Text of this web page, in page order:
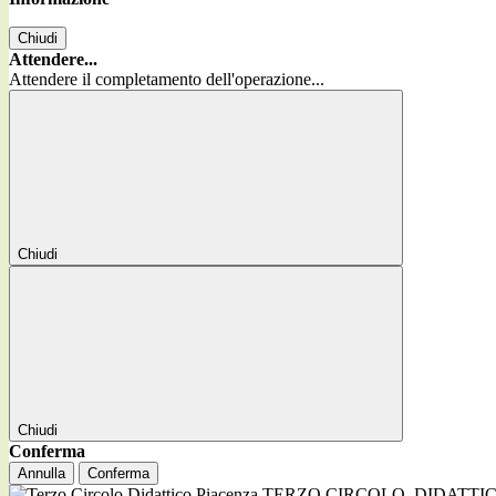
Chiudi
Attendere...
Attendere il completamento dell'operazione...
Chiudi
Chiudi
Conferma
Annulla Conferma